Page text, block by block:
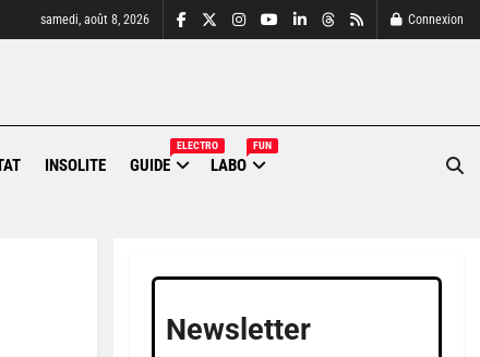
samedi, août 8, 2026 Connexion
INSOLITE GUIDE
ELECTRO
LABO
FUN
Newsletter